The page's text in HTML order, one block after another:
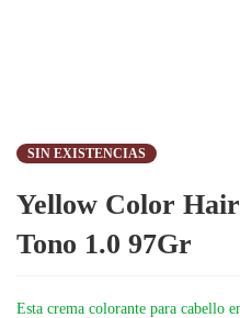
SIN EXISTENCIAS
Yellow Color
Tono 1.0 97Gr
Esta crema colorante para cabello